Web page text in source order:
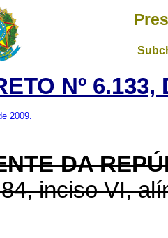
Nº
2009.
DA
inciso VI,